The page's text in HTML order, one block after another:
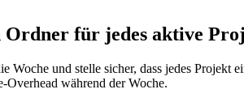
Ordner für jedes aktive
Woche und stelle sicher, dass jedes
Overhead während der Woche.